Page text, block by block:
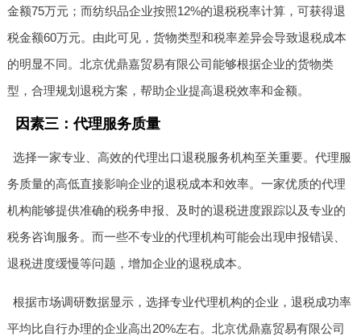
金额75万元；而纺织品企业按照12%的退税税率计算，可获得退
税金额60万元。由此可见，货物类型和税率差异会导致退税成本
的明显不同。北京优鼎嘉贸易有限公司能够根据企业的货物类
型，合理规划退税方案，帮助企业提高退税效率和金额。
因素三：代理服务质量
选择一家专业、高效的代理出口退税服务机构至关重要。代理服
务质量的高低直接影响企业的退税成本和效率。一家优质的代理
机构能够提供准确的税务申报、及时的退税进度跟踪以及专业的
税务咨询服务。而一些不专业的代理机构可能会出现申报错误、
退税进度缓慢等问题，增加企业的退税成本。
根据市场调研数据显示，选择专业代理机构的企业，退税成功率
平均比自行办理的企业高出20%左右。北京优鼎嘉贸易有限公司